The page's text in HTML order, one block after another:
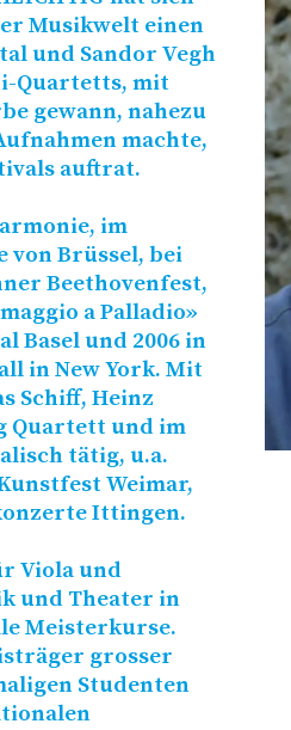
Musikwelt einen
und Sandor Vegh
Quartetts, mit
gewann, nahezu
machte,
auftrat.
im
von Brüssel, bei
Beethovenfest,
a Palladio»
Basel und 2006 in
in New York. Mit
Schiff, Heinz
Quartett und im
tätig, u.a.
Weimar,
Ittingen.
Viola und
und Theater in
Meisterkurse.
grosser
Studenten